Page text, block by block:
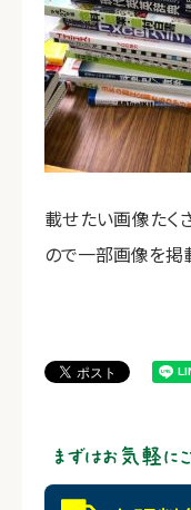
載せたい画像たく
ので一部画像を掲